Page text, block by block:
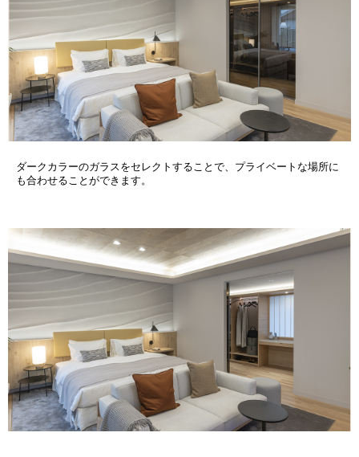
ダークカラーのガラスをセレクトすることで、プライベートな場所に
も合わせることができます。